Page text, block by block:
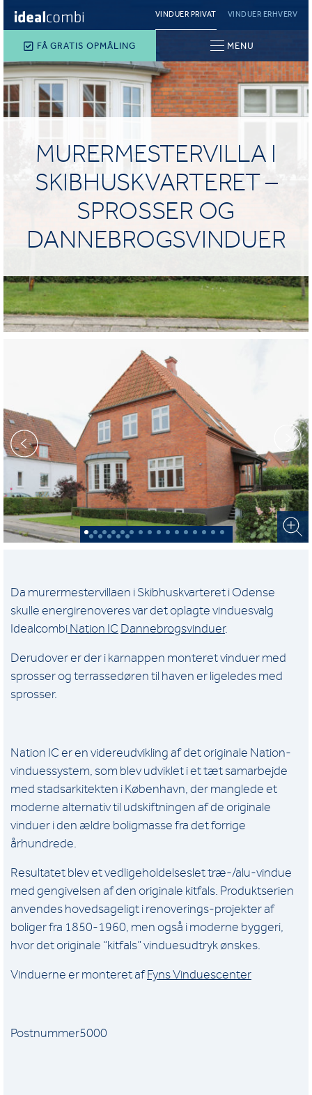
VINDUER PRIVAT VINDUER ERHVERV
FÅ GRATIS OPMÅLING MENU
MURERMESTERVILLA I
SKIBHUSKVARTERET –
SPROSSER OG
DANNEBROGSVINDUER
Da murermestervillaen i Skibhuskvarteret i Odense
skulle energirenoveres var det oplagte vinduesvalg
Idealcombi Nation IC Dannebrogsvinduer.
Derudover er der i karnappen monteret vinduer med
sprosser og terrassedøren til haven er ligeledes med
sprosser.
Nation IC er en videreudvikling af det originale Nation-
vinduessystem, som blev udviklet i et tæt samarbejde
med stadsarkitekten i København, der manglede et
moderne alternativ til udskiftningen af de originale
vinduer i den ældre boligmasse fra det forrige
århundrede.
Resultatet blev et vedligeholdelseslet træ-/alu-vindue
med gengivelsen af den originale kitfals. Produktserien
anvendes hovedsageligt i renoverings-projekter af
boliger fra 1850-1960, men også i moderne byggeri,
hvor det originale “kitfals” vinduesudtryk ønskes.
Vinduerne er monteret afFyns Vinduescenter
Postnummer5000